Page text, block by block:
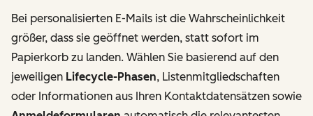
Bei personalisierten E-Mails ist die Wahrscheinlichkeit
größer, dass sie geöffnet werden, statt sofort im
Papierkorb zu landen. Wählen Sie basierend auf den
jeweiligen Lifecycle-Phasen, Listenmitgliedschaften
oder Informationen aus Ihren Kontaktdatensätzen sowie